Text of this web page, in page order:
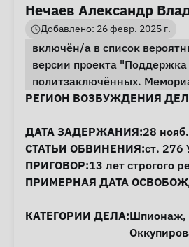
Нечаев Александр
Добавлено: 26 февр. 2025 г.
включён/а в список
версии проекта "Поддержка
политзаключённых.
Информация о
РЕГИОН ВОЗБУЖДЕНИЯ
ДАТА ЗАДЕРЖАНИЯ:28
СТАТЬИ ОБВИНЕНИЯ:ст. 276
ПРИГОВОР:13 лет строгого
ПРИМЕРНАЯ ДАТА
КАТЕГОРИИ ДЕЛА:Шпионаж,